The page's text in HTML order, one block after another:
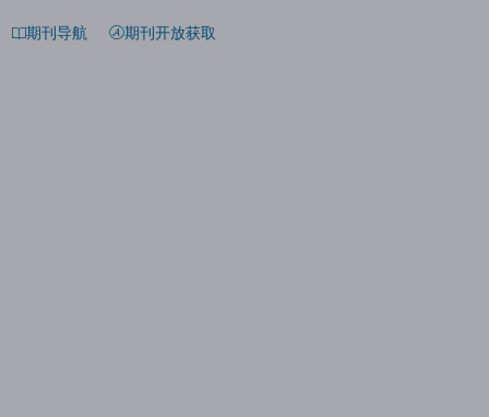
期刊导航 期刊开放获取